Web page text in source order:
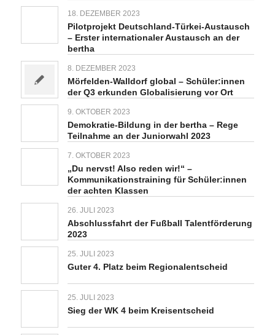
18. DEZEMBER 2023
Pilotprojekt Deutschland-Türkei-Austausch
– Erster internationaler Austausch an der
bertha
8. DEZEMBER 2023
Mörfelden-Walldorf global – Schüler:innen
der Q3 erkunden Globalisierung vor Ort
9. OKTOBER 2023
Demokratie-Bildung in der bertha – Rege
Teilnahme an der Juniorwahl 2023
7. OKTOBER 2023
„Du nervst! Also reden wir!“ –
Kommunikationstraining für Schüler:innen
der achten Klassen
26. JULI 2023
Abschlussfahrt der Fußball Talentförderung
2023
25. JULI 2023
Guter 4. Platz beim Regionalentscheid
25. JULI 2023
Sieg der WK 4 beim Kreisentscheid